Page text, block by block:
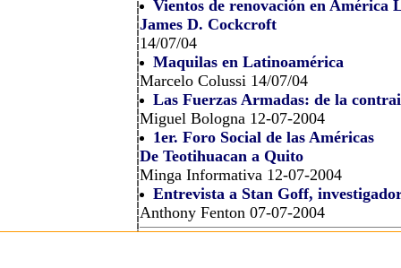
Vientos de renovación en América
James D. Cockcroft
14/07/04
Maquilas en Latinoamérica
Marcelo Colussi 14/07/04
Las Fuerzas Armadas: de la
Miguel Bologna 12-07-2004
1er. Foro Social de las Américas
De Teotihuacan a Quito
Minga Informativa 12-07-2004
Entrevista a Stan Goff,
Anthony Fenton 07-07-2004